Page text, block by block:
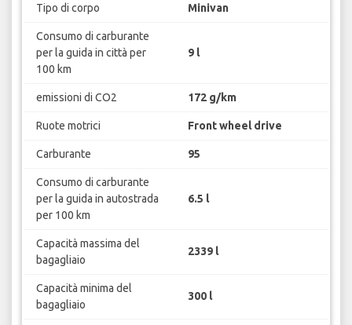
Tipo di corpo Minivan
Consumo di carburante
per la guida in città per
100 km
9 l
emissioni di CO2 172 g/km
Ruote motrici Front wheel drive
Carburante 95
Consumo di carburante
per la guida in autostrada
per 100 km
6.5 l
Capacità massima del
bagagliaio
2339 l
Capacità minima del
bagagliaio
300 l